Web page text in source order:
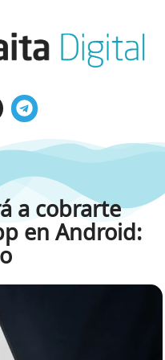
a cobrarte
en Android: